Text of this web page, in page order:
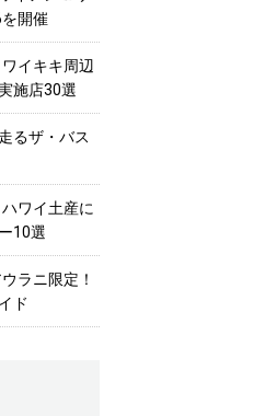
開催
イキキ周辺
施店30選
るザ・バス
ワイ土産に
10選
ラニ限定！
ド